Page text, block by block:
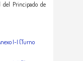
del Principado de
I-I (Turno